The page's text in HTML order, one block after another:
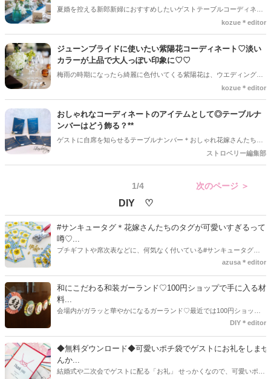
夏婚を控える新郎新婦におすすめしたいゲストテーブルコーディネー
ト♡ 夏らしさを演出するためには、夏を感じるアイテムや装花を取り
は、夏らしさを感じる素敵なゲストテーブルをご紹介♫
kozue＊editor
ジューンブライドに使いたい紫陽花コーディネート♡淡い
カラーが上品で大人っぽい印象に♡♡
梅雨の時期になったら綺麗に色付いてくる紫陽花は、ウエディングの
人気装花です◎淡いカラーで上品な印象になるので取り入れる新郎新
ートを楽しむことができます。この記事では、SNSで見つけた素敵な
紫陽花コーディネートをご紹介します♪
kozue＊editor
おしゃれなコーディネートのアイテムとして◎テーブルナ
ンバーはどう飾る？**
ゲストに自席を知らせるテーブルナンバー＊おしゃれ花嫁さんたち
は、ゲストテーブルのーディネートの1つとしてこだわっているよう
ストロベリー編集部
1/4 次のページ ＞
DIY ♡
#サンキュータグ＊花嫁さんたちのタグが可愛いすぎるって
噂♡...
プチギフトや席次表などに、何気なく付いている#サンキュータグ実
はほとんどの花嫁さんが手作りしてるってご存知でしたか！？あるの
ま、付いてた方が断然可愛い♡そんなプレ花嫁さんたちの#サンキュー
タグアイデア、探してみました♪
azusa＊editor
和にこだわる和装ガーランド♡100円ショップで手に入る材
料...
会場内がガラッと華やかになるガーランド♡最近では100円ショップ
で既に完成された物が販売されていたり、ネット上でダウンロードし
す。ダウンロードしたデザインを印刷する紙をこだわるプレ花嫁さん
も・・・♡紙質や柄などでガラッと印象が変わりますよね♪
DIY＊editor
◆無料ダウンロード◆可愛いポチ袋でゲストにお礼をしませ
んか...
結婚式や二次会でゲストに配る「お礼」 せっかくなので、可愛いポチ